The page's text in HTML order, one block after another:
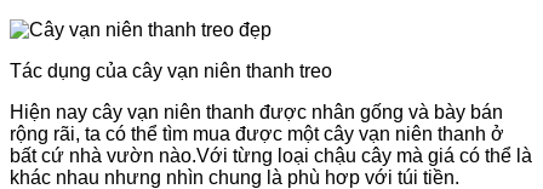
Tác dụng của cây vạn niên thanh treo
Hiện nay cây vạn niên thanh được nhân gống và bày bán
rộng rãi, ta có thể tìm mua được một cây vạn niên thanh ở
bất cứ nhà vườn nào.Với từng loại chậu cây mà giá có thể là
khác nhau nhưng nhìn chung là phù hơp với túi tiền.